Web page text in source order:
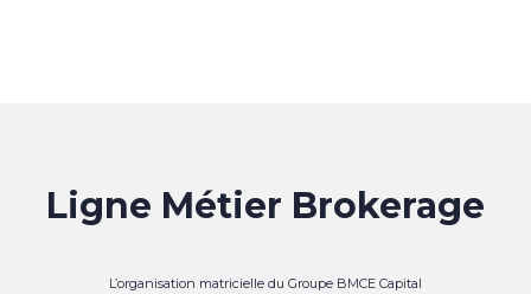
Ligne Métier Brokerage
L’organisation matricielle du Groupe BMCE Capital